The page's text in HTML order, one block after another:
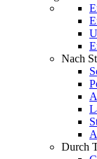
Nach
Durch